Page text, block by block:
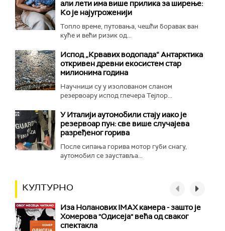
али лети има више прилика за ширење:
Ко је најугроженији
Топло време, путовања, чешћи боравак ван
куће и већи ризик од...
Испод „Крвавих водопада“ Антарктика
откривен древни екосистем стар
милионима година
Научници су у изолованом сланом
резервоару испод глечера Тејлор...
У Италији аутомобили стају иако је
резервоар пун: све више случајева
разређеног горива
После сипања горива мотор губи снагу,
аутомобил се зауставља...
КУЛТУРНО
Иза Ноланових IMAX камера - зашто је
Хомерова "Одисеја" већа од сваког
спектакла